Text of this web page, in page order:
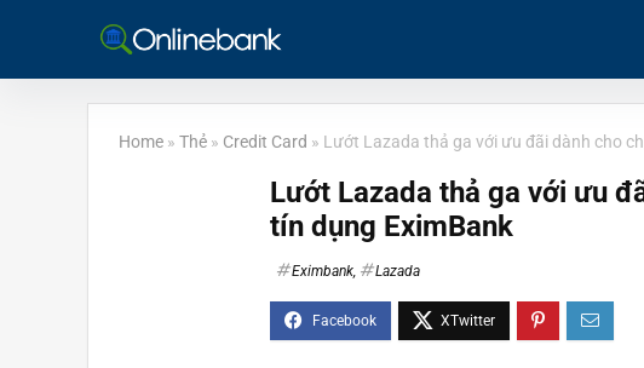
Home » Thẻ » Credit Card » Lướt Lazada thả ga với ưu đãi dành cho
Lướt Lazada thả ga với ưu
tín dụng EximBank
Eximbank, Lazada